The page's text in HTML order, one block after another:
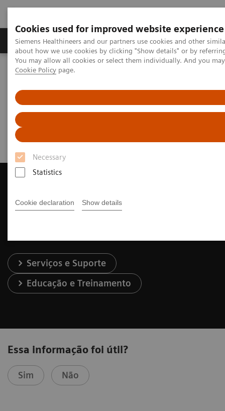
Cookies used for improved website experience
Siemens Healthineers and our partners use cookies and other
about how we use cookies by clicking "Show details" or by
You may allow all cookies or select them individually. And you
Cookie Policy page.
Necessary
Statistics
Cookie declaration Show details
Produtos e serviços Especialidades Clínicas e
Siemens Healthineers Brasil
Solicitar licença de teste
Fale Conosco
Serviços e Suporte
Educação e Treinamento
Essa informação foi útil?
Sim Não